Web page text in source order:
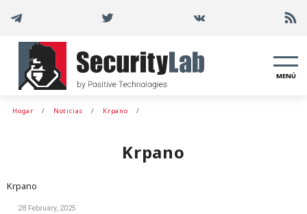
MENÚ
Hogar Noticias Krpano
Krpano
Krpano
28 February, 2025